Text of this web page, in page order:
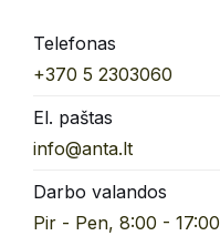
Telefonas
+370 5 2303060
El. paštas
info@anta.lt
Darbo valandos
Pir - Pen, 8:00 - 17:00